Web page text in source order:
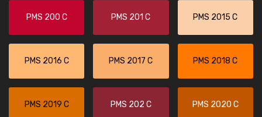
PMS 200 C PMS 201 C PMS 2015 C
PMS 2016 C PMS 2017 C PMS 2018 C
PMS 2019 C PMS 202 C PMS 2020 C